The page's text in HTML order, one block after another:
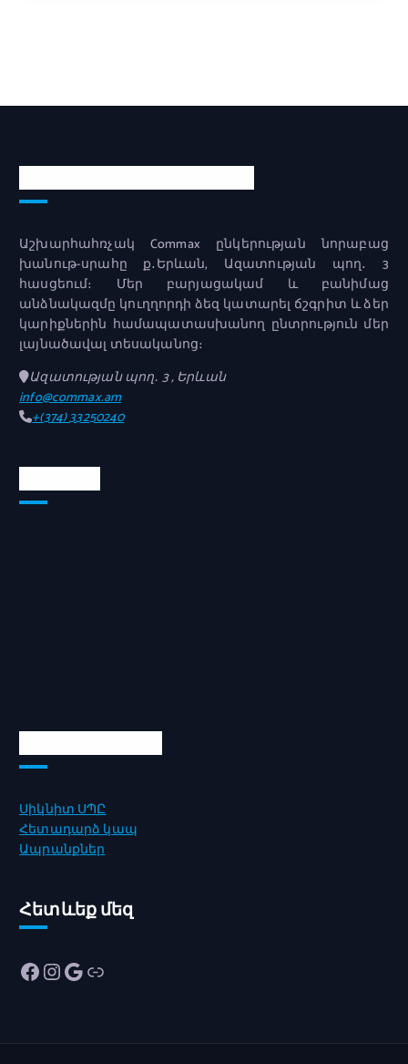
Աշխարհահռչակ Commax ընկերության նորաբաց
խանութ-սրահը ք․Երևան, Ազատության պող․ 3
հասցեում։ Մեր բարյացակամ և բանիմաց
անձնակազմը կուղղորդի ձեզ կատարել ճշգրիտ և ձեր
կարիքներին համապատասխանող ընտրություն մեր
լայնածավալ տեսականոց։
Ազատության պող․ 3 , Երևան
info@commax.am
+(374) 33250240
Սիկնիտ ՍՊԸ
Հետադարձ կապ
Ապրանքներ
Հետևեք մեզ
Facebook InstagramGoogle Link